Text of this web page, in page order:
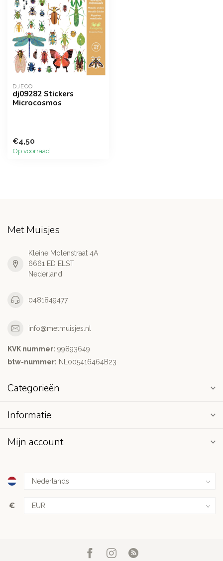
DJECO
dj09282 Stickers
Microcosmos
€4,50
Op voorraad
Met Muisjes
Kleine Molenstraat 4A
6661 ED ELST
Nederland
0481849477
info@metmuisjes.nl
KVK nummer: 99893649
btw-nummer: NL005416464B23
Categorieën
Informatie
Mijn account
€